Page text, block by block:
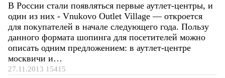
В России стали появляться первые аутлет-центры, и
один из них - Vnukovo Outlet Village — откроется
для покупателей в начале следующего года. Пользу
данного формата шопинга для посетителей можно
описать одним предложением: в аутлет-центре
москвичи и…
27.11.2013 15415